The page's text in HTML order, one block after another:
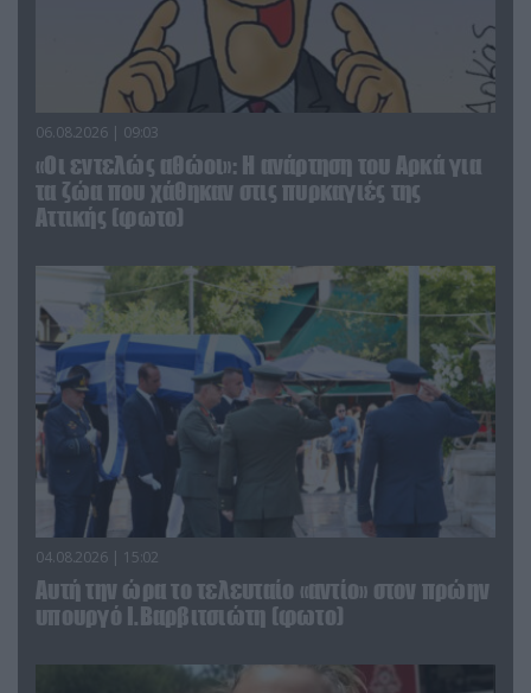
06.08.2026 | 09:03
«Οι εντελώς αθώοι»: Η ανάρτηση του Αρκά για
τα ζώα που χάθηκαν στις πυρκαγιές της
Αττικής (φωτο)
04.08.2026 | 15:02
Αυτή την ώρα το τελευταίο «αντίο» στον πρώην
υπουργό Ι.Βαρβιτσιώτη (φωτο)